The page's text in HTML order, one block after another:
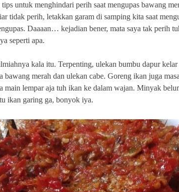
untuk menghindari perih saat mengupas bawang
tidak perih, letakkan garam di samping kita saat
Daaaan… kejadian bener, mata saya tak perih
seperti apa.
kala itu. Terpenting, ulekan bumbu dapur kelar
bawang merah dan ulekan cabe. Goreng ikan juga
main lempar aja tuh ikan ke dalam wajan. Minyak
ikan garing ga, bonyok iya.